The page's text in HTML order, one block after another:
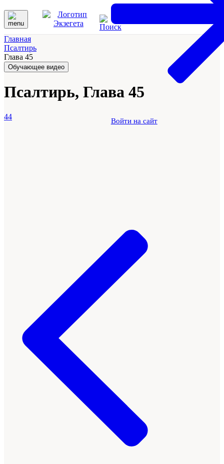
Войти на сайт
Главная
Псалтирь
Глава 45
Обучающее видео
Псалтирь, Глава 45
44